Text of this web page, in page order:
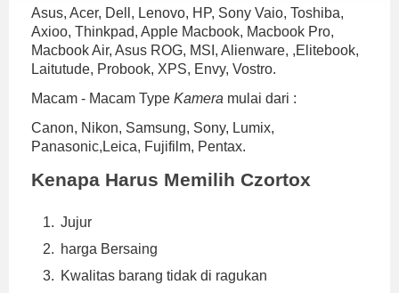
Asus, Acer, Dell, Lenovo, HP, Sony Vaio, Toshiba,
Axioo, Thinkpad, Apple Macbook, Macbook Pro,
Macbook Air, Asus ROG, MSI, Alienware, ,Elitebook,
Laitutude, Probook, XPS, Envy, Vostro.
Macam - Macam Type Kamera mulai dari :
Canon, Nikon, Samsung, Sony, Lumix,
Panasonic,Leica, Fujifilm, Pentax.
Kenapa Harus Memilih Czortox
Jujur
harga Bersaing
Kwalitas barang tidak di ragukan